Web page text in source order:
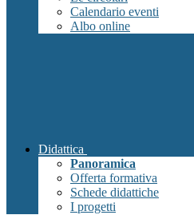
Calendario eventi
Albo online
Didattica
Panoramica
Offerta formativa
Schede didattiche
I progetti